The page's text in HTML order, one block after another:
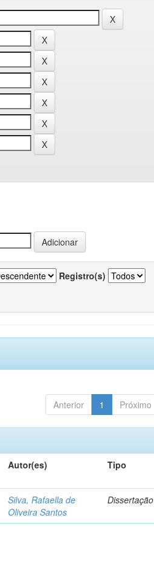
Registro(s)
Anterior 1 Próximo
Autor(es) Tipo
Silva, Rafaella de
Oliveira Santos
Dissertação